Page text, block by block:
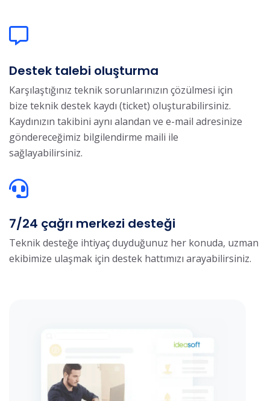
Destek talebi oluşturma
Karşılaştığınız teknik sorunlarınızın çözülmesi için
bize teknik destek kaydı (ticket) oluşturabilirsiniz.
Kaydınızın takibini aynı alandan ve e-mail adresinize
göndereceğimiz bilgilendirme maili ile
sağlayabilirsiniz.
7/24 çağrı merkezi desteği
Teknik desteğe ihtiyaç duyduğunuz her konuda, uzman
ekibimize ulaşmak için destek hattımızı arayabilirsiniz.